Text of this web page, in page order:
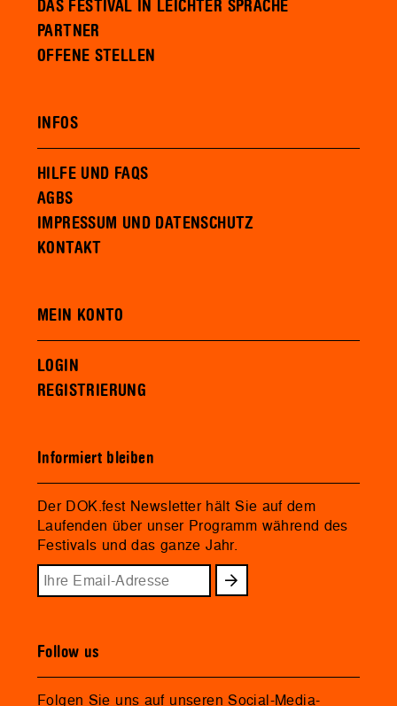
DAS FESTIVAL IN LEICHTER SPRACHE
PARTNER
OFFENE STELLEN
INFOS
HILFE UND FAQS
AGBS
IMPRESSUM UND DATENSCHUTZ
KONTAKT
MEIN KONTO
LOGIN
REGISTRIERUNG
Informiert bleiben
Der DOK.fest Newsletter hält Sie auf dem
Laufenden über unser Programm während des
Festivals und das ganze Jahr.
Follow us
Folgen Sie uns auf unseren Social-Media-